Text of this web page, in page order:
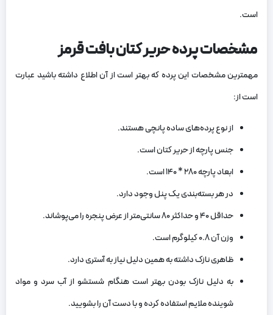
است.
مشخصات پرده حریر کتان بافت قرمز
مهمترین مشخصات این پرده که بهتر است از آن اطلاع داشته باشید عبارت
است از:
از نوع پرده‌های ساده پانچی هستند.
جنس پارچه از حریر کتان است.
ابعاد پارچه ۲۸۰ * ۱۴۰ است.
در هر بسته‌بندی یک پنل وجود دارد.
حداقل ۴۰ و حداکثر ۸۰ سانتی‌متر از عرض پنجره را می‌پوشاند.
وزن آن ۰.۸ کیلوگرم است.
ظاهری نازک داشته به همین دلیل نیاز به آستری دارد.
به دلیل نازک بودن بهتر است هنگام شستشو از آب سرد و مواد
شوینده ملایم استفاده کرده و با دست‌ آن را بشویید.